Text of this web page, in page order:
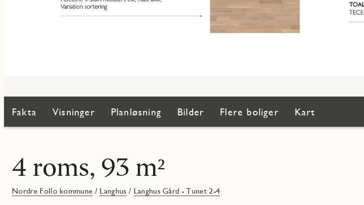
Fakta Visninger Planløsning Bilder Flere boliger Kart
4 roms, 93 m²
Nordre Follo kommune / Langhus / Langhus Gård - Tunet 2-4